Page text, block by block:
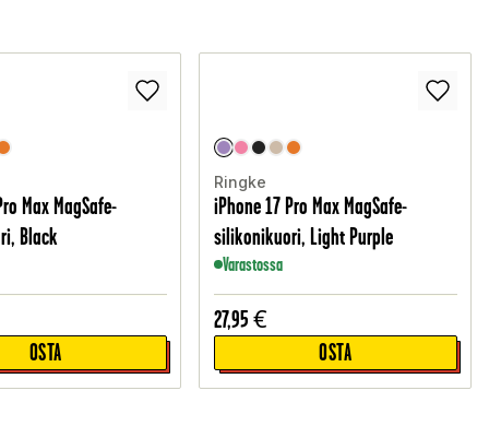
Max MagSafe-
Black
OSTA
Ringke
iPhone 17 Pro Max MagSafe-
silikonikuori, Light Purple
Varastossa
27,95 €
OSTA